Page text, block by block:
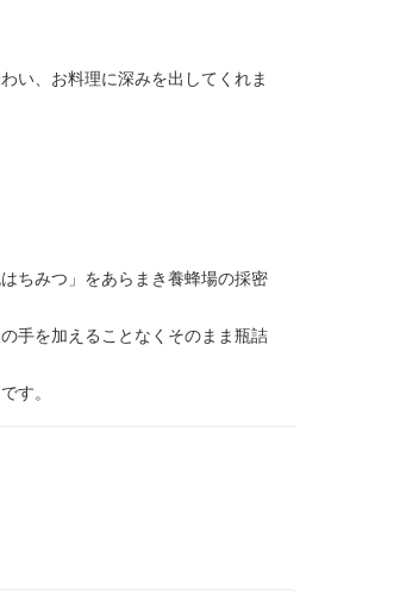
い、お料理に深みを出してくれま
ちみつ」をあらまき養蜂場の採密
手を加えることなくそのまま瓶詰
す。